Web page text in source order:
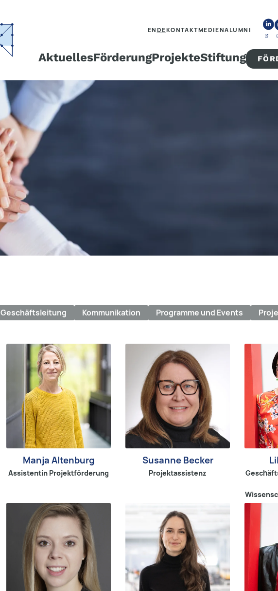
ENDEKONTAKTMEDIENALUMNI
AktuellesFörderungProjekteStiftung
Geschäftsleitung Kommunikation Programme und Events
Manja Altenburg
Assistentin Projektförderung
Susanne Becker
Projektassistenz